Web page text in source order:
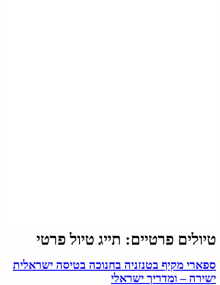
טיולים פרטיים: תייג טיול פרטי
ספארי מקיף בטנזניה בחנוכה בטיסה ישראלית
ישירה – ומדריך ישראלי